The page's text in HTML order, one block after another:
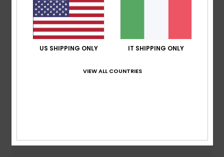
4.0
basato su1 recensioni verificatedal luglio 2026
US SHIPPING ONLY IT SHIPPING ONLY
VIEW ALL COUNTRIES